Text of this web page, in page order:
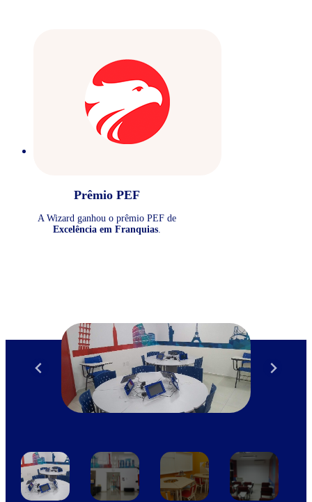
Prêmio PEF
A Wizard ganhou o prêmio PEF de
Excelência em Franquias.